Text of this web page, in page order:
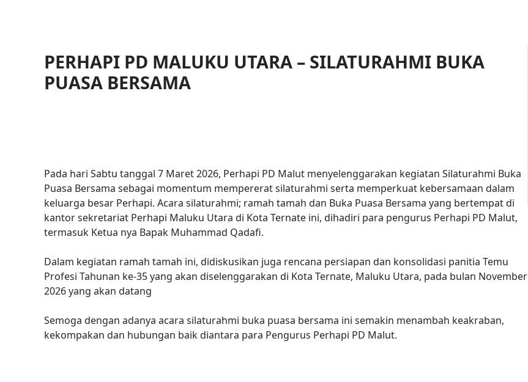
PERHAPI PD MALUKU UTARA – SILATURAHMI BUKA
PUASA BERSAMA
Pada hari Sabtu tanggal 7 Maret 2026, Perhapi PD Malut menyelenggarakan kegiatan Silaturahmi Buka
Puasa Bersama sebagai momentum mempererat silaturahmi serta memperkuat kebersamaan dalam
keluarga besar Perhapi. Acara silaturahmi; ramah tamah dan Buka Puasa Bersama yang bertempat di
kantor sekretariat Perhapi Maluku Utara di Kota Ternate ini, dihadiri para pengurus Perhapi PD Malut,
termasuk Ketua nya Bapak Muhammad Qadafi.
Dalam kegiatan ramah tamah ini, didiskusikan juga rencana persiapan dan konsolidasi panitia Temu
Profesi Tahunan ke-35 yang akan diselenggarakan di Kota Ternate, Maluku Utara, pada bulan November
2026 yang akan datang
Semoga dengan adanya acara silaturahmi buka puasa bersama ini semakin menambah keakraban,
kekompakan dan hubungan baik diantara para Pengurus Perhapi PD Malut.